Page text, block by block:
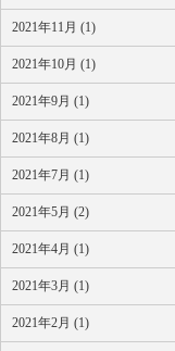
2021年11月 (1)
2021年10月 (1)
2021年9月 (1)
2021年8月 (1)
2021年7月 (1)
2021年5月 (2)
2021年4月 (1)
2021年3月 (1)
2021年2月 (1)